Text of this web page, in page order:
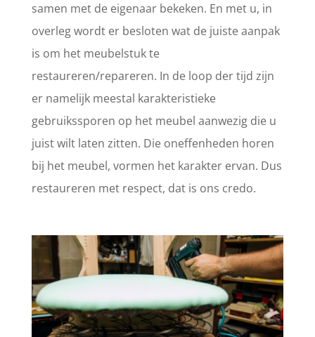
samen met de eigenaar bekeken. En met u, in
overleg wordt er besloten wat de juiste aanpak
is om het meubelstuk te
restaureren/repareren. In de loop der tijd zijn
er namelijk meestal karakteristieke
gebruikssporen op het meubel aanwezig die u
juist wilt laten zitten. Die oneffenheden horen
bij het meubel, vormen het karakter ervan. Dus
restaureren met respect, dat is ons credo.